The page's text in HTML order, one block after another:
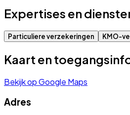
Expertises en
Particuliere verzekeringen KMO-
Kaart en
Bekijk op Google Maps
Adres